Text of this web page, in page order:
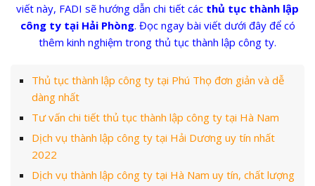
viết này, FADI sẽ hướng dẫn chi tiết các thủ tục thành lập
công ty tại Hải Phòng. Đọc ngay bài viết dưới đây để có
thêm kinh nghiệm trong thủ tục thành lập công ty.
Thủ tục thành lập công ty tại Phú Thọ đơn giản và dễ
dàng nhất
Tư vấn chi tiết thủ tục thành lập công ty tại Hà Nam
Dịch vụ thành lập công ty tại Hải Dương uy tín nhất
2022
Dịch vụ thành lập công ty tại Hà Nam uy tín, chất lượng